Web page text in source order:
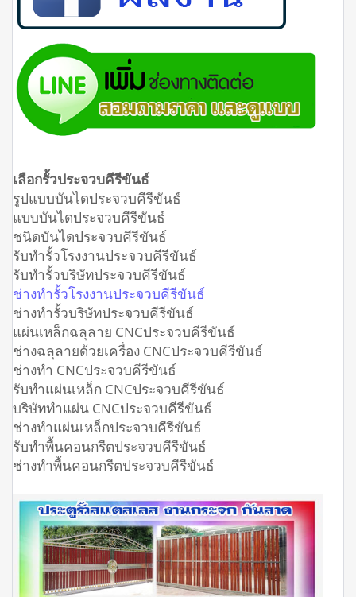
เลือกรั้วประจวบคีรีขันธ์
รูปแบบบันไดประจวบคีรีขันธ์
แบบบันไดประจวบคีรีขันธ์
ชนิดบันไดประจวบคีรีขันธ์
รับทำรั้วโรงงานประจวบคีรีขันธ์
รับทำรั้วบริษัทประจวบคีรีขันธ์
ช่างทำรั้วโรงงานประจวบคีรีขันธ์
ช่างทำรั้วบริษัทประจวบคีรีขันธ์
แผ่นเหล็กฉลุลาย CNCประจวบคีรีขันธ์
ช่างฉลุลายด้วยเครื่อง CNCประจวบคีรีขันธ์
ช่างทำ CNCประจวบคีรีขันธ์
รับทำแผ่นเหล็ก CNCประจวบคีรีขันธ์
บริษัททำแผ่น CNCประจวบคีรีขันธ์
ช่างทำแผ่นเหล็กประจวบคีรีขันธ์
รับทำพื้นคอนกรีตประจวบคีรีขันธ์
ช่างทำพื้นคอนกรีตประจวบคีรีขันธ์